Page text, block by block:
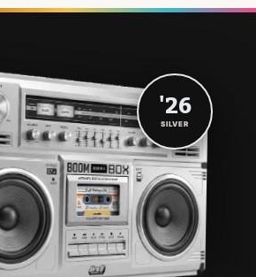
'26
SILVER